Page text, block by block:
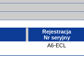
Rejestracja
Nr seryjny
A6-ECL